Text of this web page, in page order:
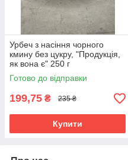
Урбеч з насіння чорного
кмину без цукру, "Продукція,
як вона є" 250 г
Готово до відправки
199,75 ₴ 235 ₴
Купити